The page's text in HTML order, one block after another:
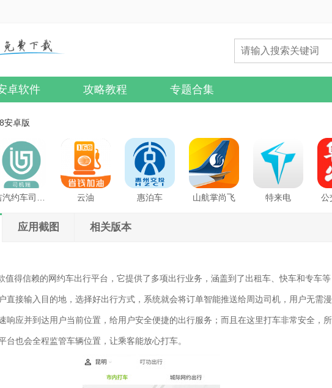
卓软件 攻略教程 专题合集
安卓版
云油 惠泊车 山航掌尚飞 特来电 公
应用截图 相关版本
值得信赖的网约车出行平台，它提供了多项出行业务，涵盖到了出租车、快车和专车等
直接输入目的地，选择好出行方式，系统就会将订单智能推送给周边司机，用户无需
响应并到达用户当前位置，给用户安全便捷的出行服务；而且在这里打车非常安全，
台也会全程监管车辆位置，让乘客能放心打车。